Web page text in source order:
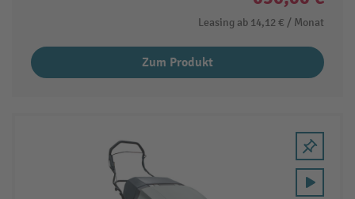
Leasing ab 14,12 € / Monat
Zum Produkt